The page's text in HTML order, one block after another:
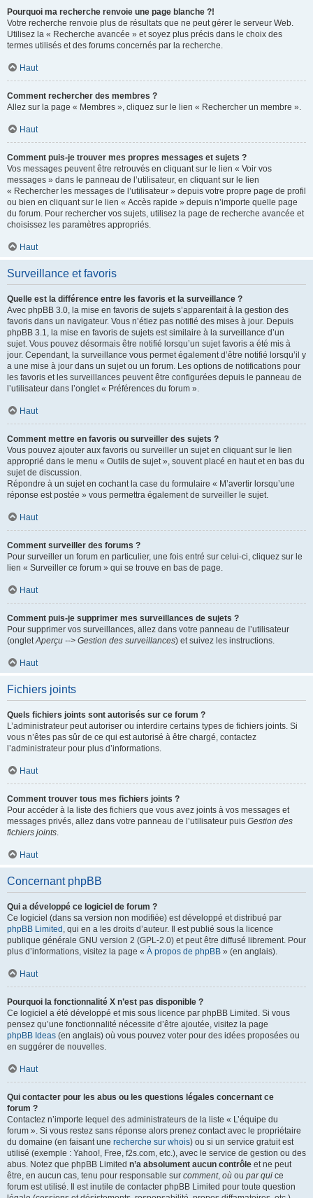
Pourquoi ma recherche renvoie une page blanche ?!
Votre recherche renvoie plus de résultats que ne peut gérer le serveur Web.
Utilisez la « Recherche avancée » et soyez plus précis dans le choix des
termes utilisés et des forums concernés par la recherche.
Haut
Comment rechercher des membres ?
Allez sur la page « Membres », cliquez sur le lien « Rechercher un membre ».
Haut
Comment puis-je trouver mes propres messages et sujets ?
Vos messages peuvent être retrouvés en cliquant sur le lien « Voir vos
messages » dans le panneau de l’utilisateur, en cliquant sur le lien
« Rechercher les messages de l’utilisateur » depuis votre propre page de profil
ou bien en cliquant sur le lien « Accès rapide » depuis n’importe quelle page
du forum. Pour rechercher vos sujets, utilisez la page de recherche avancée et
choisissez les paramètres appropriés.
Haut
Surveillance et favoris
Quelle est la différence entre les favoris et la surveillance ?
Avec phpBB 3.0, la mise en favoris de sujets s’apparentait à la gestion des
favoris dans un navigateur. Vous n’étiez pas notifié des mises à jour. Depuis
phpBB 3.1, la mise en favoris de sujets est similaire à la surveillance d’un
sujet. Vous pouvez désormais être notifié lorsqu’un sujet favoris a été mis à
jour. Cependant, la surveillance vous permet également d’être notifié lorsqu’il y
a une mise à jour dans un sujet ou un forum. Les options de notifications pour
les favoris et les surveillances peuvent être configurées depuis le panneau de
l’utilisateur dans l’onglet « Préférences du forum ».
Haut
Comment mettre en favoris ou surveiller des sujets ?
Vous pouvez ajouter aux favoris ou surveiller un sujet en cliquant sur le lien
approprié dans le menu « Outils de sujet », souvent placé en haut et en bas du
sujet de discussion.
Répondre à un sujet en cochant la case du formulaire « M’avertir lorsqu’une
réponse est postée » vous permettra également de surveiller le sujet.
Haut
Comment surveiller des forums ?
Pour surveiller un forum en particulier, une fois entré sur celui-ci, cliquez sur le
lien « Surveiller ce forum » qui se trouve en bas de page.
Haut
Comment puis-je supprimer mes surveillances de sujets ?
Pour supprimer vos surveillances, allez dans votre panneau de l’utilisateur
(ongletAperçu --> Gestion des surveillances) et suivez les instructions.
Haut
Fichiers joints
Quels fichiers joints sont autorisés sur ce forum ?
L’administrateur peut autoriser ou interdire certains types de fichiers joints. Si
vous n’êtes pas sûr de ce qui est autorisé à être chargé, contactez
l’administrateur pour plus d’informations.
Haut
Comment trouver tous mes fichiers joints ?
Pour accéder à la liste des fichiers que vous avez joints à vos messages et
messages privés, allez dans votre panneau de l’utilisateur puis Gestion des
fichiers joints.
Haut
Concernant phpBB
Qui a développé ce logiciel de forum ?
Ce logiciel (dans sa version non modifiée) est développé et distribué par
phpBB Limited , qui en a les droits d’auteur. Il est publié sous la licence
publique générale GNU version 2 (GPL-2.0) et peut être diffusé librement. Pour
plus d’informations, visitez la page « À propos de phpBB » (en anglais).
Haut
Pourquoi la fonctionnalité X n’est pas disponible ?
Ce logiciel a été développé et mis sous licence par phpBB Limited. Si vous
pensez qu’une fonctionnalité nécessite d’être ajoutée, visitez la page
phpBB Ideas (en anglais) où vous pouvez voter pour des idées proposées ou
en suggérer de nouvelles.
Haut
Qui contacter pour les abus ou les questions légales concernant ce
forum ?
Contactez n’importe lequel des administrateurs de la liste « L’équipe du
forum ». Si vous restez sans réponse alors prenez contact avec le propriétaire
du domaine (en faisant une recherche sur whois) ou si un service gratuit est
utilisé (exemple : Yahoo!, Free, f2s.com, etc.), avec le service de gestion ou des
abus. Notez que phpBB Limited n’a absolument aucun contrôle et ne peut
être, en aucun cas, tenu pour responsable sur comment, où ou par qui ce
forum est utilisé. Il est inutile de contacter phpBB Limited pour toute question